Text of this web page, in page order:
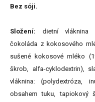
Bez sóji.
Složení:
dietní vláknina
čokoláda z kokosového
sušené kokosové mléko
škrob, alfa-cyklodextrin),
vláknina: (polydextróza,
obsahem tuku, tapiokový